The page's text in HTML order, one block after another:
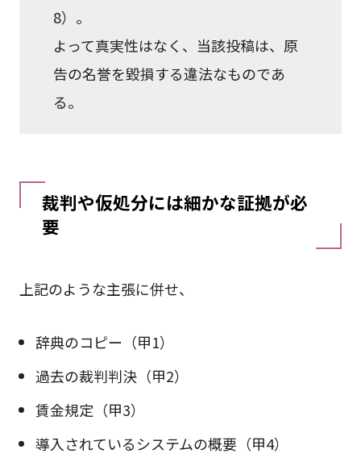
8）。
よって真実性はなく、当該投稿は、原
告の名誉を毀損する違法なものであ
る。
裁判や仮処分には細かな証拠が必
要
上記のような主張に併せ、
辞典のコピー（甲1）
過去の裁判判決（甲2）
賃金規定（甲3）
導入されているシステムの概要（甲4）